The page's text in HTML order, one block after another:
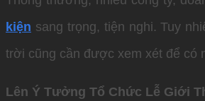
kiện sang trọng, tiện nghi. Tuy
trời cũng cần được xem xét để có
Lên Ý Tưởng Tổ Chức Lễ Giới